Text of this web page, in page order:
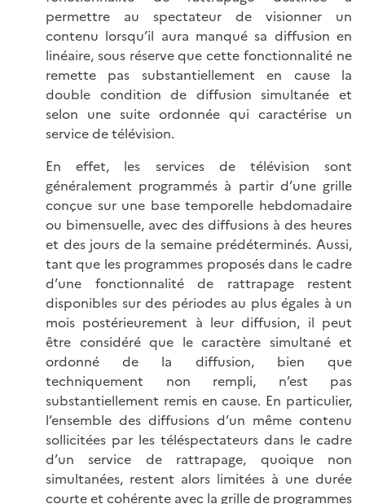
permettre au spectateur de visionner un
contenu lorsqu’il aura manqué sa diffusion en
linéaire, sous réserve que cette fonctionnalité ne
remette pas substantiellement en cause la
double condition de diffusion simultanée et
selon une suite ordonnée qui caractérise un
service de télévision.
En effet, les services de télévision sont
généralement programmés à partir d’une grille
conçue sur une base temporelle hebdomadaire
ou bimensuelle, avec des diffusions à des heures
et des jours de la semaine prédéterminés. Aussi,
tant que les programmes proposés dans le cadre
d’une fonctionnalité de rattrapage restent
disponibles sur des périodes au plus égales à un
mois postérieurement à leur diffusion, il peut
être considéré que le caractère simultané et
ordonné de la diffusion, bien que
techniquement non rempli, n’est pas
substantiellement remis en cause. En particulier,
l’ensemble des diffusions d’un même contenu
sollicitées par les téléspectateurs dans le cadre
d’un service de rattrapage, quoique non
simultanées, restent alors limitées à une durée
courte et cohérente avec la grille de programmes